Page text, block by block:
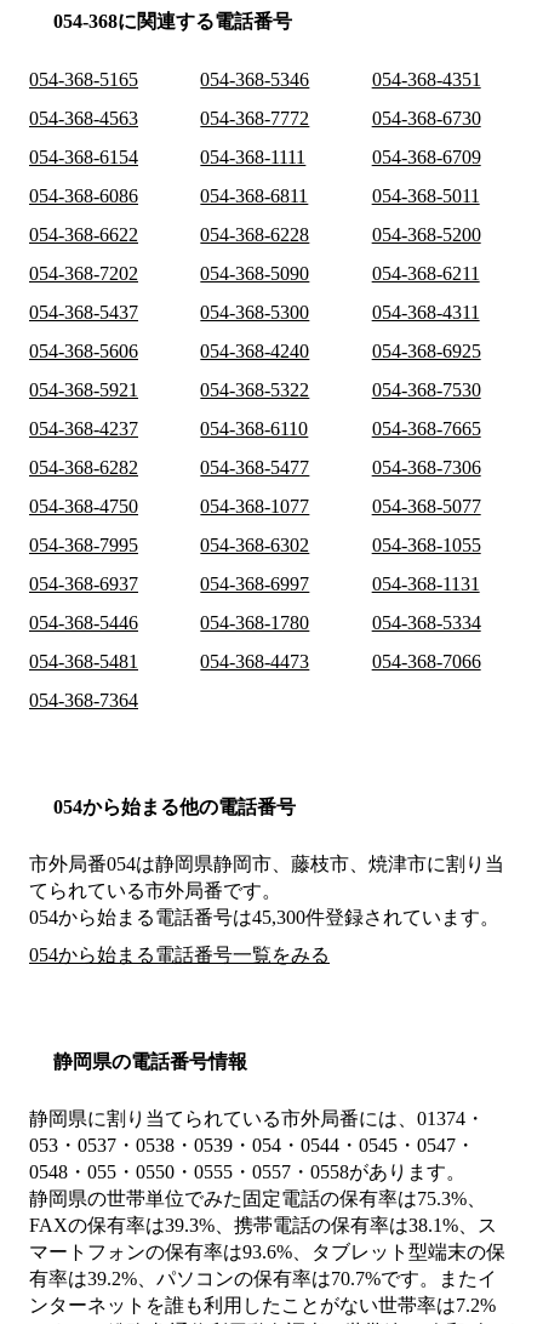
054-368に関連する電話番号
054-368-5165 054-368-5346
054-368-4351
054-368-4563
054-368-7772
054-368-6730
054-368-6154
054-368-1111
054-368-6709
054-368-6086
054-368-6811
054-368-5011
054-368-6622
054-368-6228
054-368-5200
054-368-7202
054-368-5090
054-368-6211
054-368-5437
054-368-5300
054-368-4311
054-368-5606
054-368-4240
054-368-6925
054-368-5921
054-368-5322
054-368-7530
054-368-4237
054-368-6110
054-368-7665
054-368-6282
054-368-5477
054-368-7306
054-368-4750
054-368-1077
054-368-5077
054-368-7995
054-368-6302
054-368-1055
054-368-6937
054-368-6997
054-368-1131
054-368-5446
054-368-1780
054-368-5334
054-368-5481
054-368-4473
054-368-7066
054-368-7364
054から始まる他の電話番号
市外局番054は静岡県静岡市、藤枝市、焼津市に割り当
てられている市外局番です。
054から始まる電話番号は45,300件登録されています。
054から始まる電話番号一覧をみる
静岡県の電話番号情報
静岡県に割り当てられている市外局番には、01374・
053・0537・0538・0539・054・0544・0545・0547・
0548・055・0550・0555・0557・0558があります。
静岡県の世帯単位でみた固定電話の保有率は75.3%、
FAXの保有率は39.3%、携帯電話の保有率は38.1%、ス
マートフォンの保有率は93.6%、タブレット型端末の保
有率は39.2%、パソコンの保有率は70.7%です。またイ
ンターネットを誰も利用したことがない世帯率は7.2%